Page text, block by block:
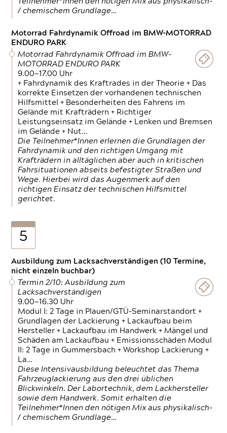
/ chemischem Grundlage…
Motorrad Fahrdynamik Offroad im BMW-MOTORRAD
ENDURO PARK
Motorrad Fahrdynamik Offroad im BMW-
MOTORRAD ENDURO PARK
9.00—17.00 Uhr
+ Fahrdynamik des Kraftrades in der Theorie + Das
korrekte Einsetzen der vorhandenen technischen
Hilfsmittel + Besonderheiten des Fahrens im
Gelände mit Krafträdern + Richtiger
Leistungseinsatz im Gelände + Lenken und Bremsen
im Gelände + Nut…
Die Teilnehmer*Innen erlernen die Grundlagen der
Fahrdynamik und den richtigen Umgang mit
Krafträdern in alltäglichen aber auch in kritischen
Fahrsituationen abseits befestigter Straßen und
Wege. Hierbei wird das Augenmerk auf den
richtigen Einsatz der technischen Hilfsmittel
gerichtet.
5
Ausbildung zum Lacksachverständigen (10 Termine,
nicht einzeln buchbar)
Termin 2/10: Ausbildung zum
Lacksachverständigen
9.00—16.30 Uhr
Modul I: 2 Tage in Plauen/GTÜ-Seminarstandort +
Grundlagen der Lackierung + Lackaufbau beim
Hersteller + Lackaufbau im Handwerk + Mängel und
Schäden am Lackaufbau + Emissionsschäden Modul
II: 2 Tage in Gummersbach + Workshop Lackierung +
La…
Diese Intensivausbildung beleuchtet das Thema
Fahrzeuglackierung aus den drei üblichen
Blickwinkeln. Der Labortechnik, dem Lackhersteller
sowie dem Handwerk. Somit erhalten die
Teilnehmer*Innen den nötigen Mix aus physikalisch-
/ chemischem Grundlage…